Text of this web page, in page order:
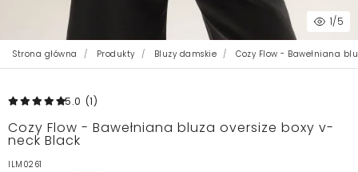
1/5
Strona główna Produkty Bluzy damskie Cozy Flow - Bawełniana
5.0 (1)
Cozy Flow - Bawełniana bluza oversize boxy v-
neck Black
ILM0261